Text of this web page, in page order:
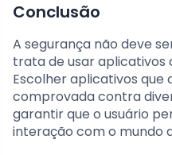
Conclusão
A segurança não deve
trata de usar aplicativos
Escolher aplicativos
comprovada contra
garantir que o usuário
interação com o mundo